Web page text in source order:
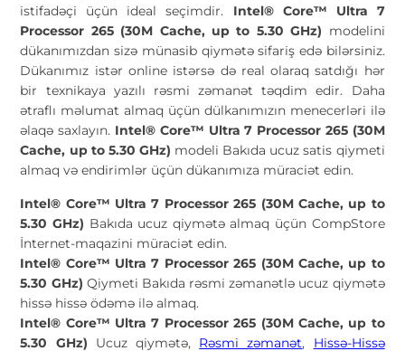
istifadəçi üçün ideal seçimdir. Intel® Core™ Ultra 7
Processor 265 (30M Cache, up to 5.30 GHz) modelini
dükanımızdan sizə münasib qiymətə sifariş edə bilərsiniz.
Dükanımız istər online istərsə də real olaraq satdığı hər
bir texnikaya yazılı rəsmi zəmanət təqdim edir. Daha
ətraflı məlumat almaq üçün dülkanımızın menecerləri ilə
əlaqə saxlayın. Intel® Core™ Ultra 7 Processor 265 (30M
Cache, up to 5.30 GHz) modeli Bakıda ucuz satis qiymeti
almaq və endirimlər üçün dükanımıza müraciət edin.
Intel® Core™ Ultra 7 Processor 265 (30M Cache, up to
5.30 GHz) Bakıda ucuz qiymətə almaq üçün CompStore
İnternet-maqazini müraciət edin.
Intel® Core™ Ultra 7 Processor 265 (30M Cache, up to
5.30 GHz) Qiymeti Bakıda rəsmi zəmanətlə ucuz qiymətə
hissə hissə ödəmə ilə almaq.
Intel® Core™ Ultra 7 Processor 265 (30M Cache, up to
5.30 GHz) Ucuz qiymətə, Rəsmi zəmanət, Hissə-Hissə